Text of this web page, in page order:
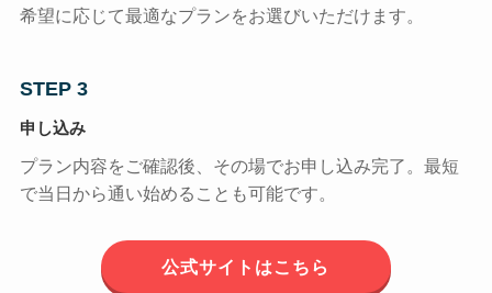
希望に応じて最適なプランをお選びいただけます。
STEP 3
申し込み
プラン内容をご確認後、その場でお申し込み完了。最短
で当日から通い始めることも可能です。
公式サイトはこちら